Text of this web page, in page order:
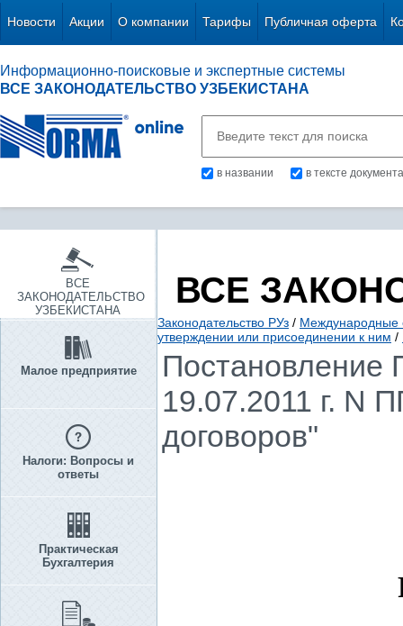
Новости Акции О компании Тарифы Публичная оферта
Информационно-поисковые и экспертные системы
ВСЕ ЗАКОНОДАТЕЛЬСТВО УЗБЕКИСТАНА
в названии в тексте документа
ВСЕ
ЗАКОНОДАТЕЛЬСТВО
УЗБЕКИСТАНА
Малое предприятие
Налоги: Вопросы и
ответы
Практическая
Бухгалтерия
ВСЕ
Законодательство РУз / Международные
утверждении или присоединении к ним /
Постановление
19.07.2011 г. N
договоров"